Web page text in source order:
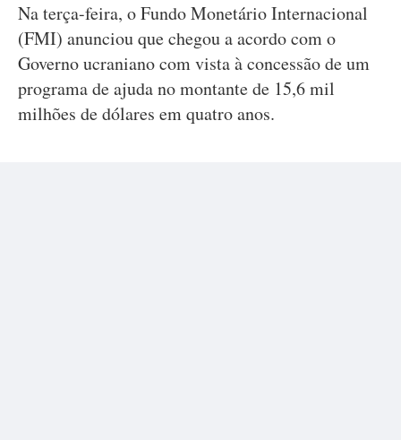
Na terça-feira, o Fundo Monetário Internacional
(FMI) anunciou que chegou a acordo com o
Governo ucraniano com vista à concessão de um
programa de ajuda no montante de 15,6 mil
milhões de dólares em quatro anos.